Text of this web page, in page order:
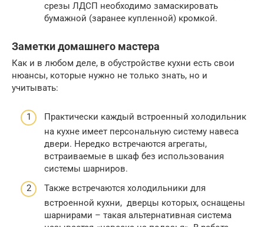
срезы ЛДСП необходимо замаскировать
бумажной (заранее купленной) кромкой.
Заметки домашнего мастера
Как и в любом деле, в обустройстве кухни есть свои
нюансы, которые нужно не только знать, но и
учитывать:
Практически каждый встроенный холодильник
на кухне имеет персональную систему навеса
двери. Нередко встречаются агрегаты,
встраиваемые в шкаф без использования
системы шарниров.
Также встречаются холодильники для
встроенной кухни, дверцы которых, оснащены
шарнирами – такая альтернативная система